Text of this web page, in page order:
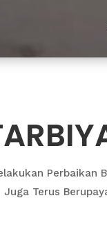
Perbaikan
Juga Terus